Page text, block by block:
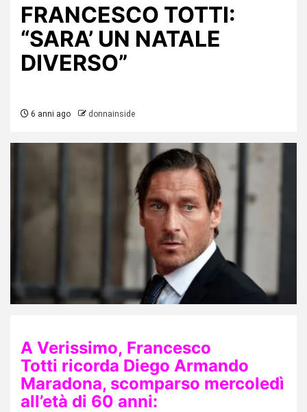
FRANCESCO TOTTI:
“SARA’ UN NATALE
DIVERSO”
6 anni ago donnainside
A Verissimo, Francesco
Totti ricorda Diego Armando
Maradona, scomparso mercoledì
all’età di 60 anni: